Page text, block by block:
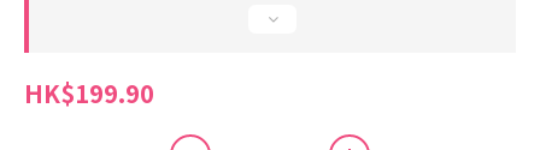
HK$199.90